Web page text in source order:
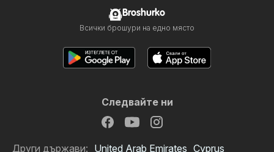
Broshurko
Всички брошури на едно място
Следвайте ни
Други държави: United Arab Emirates Cyprus